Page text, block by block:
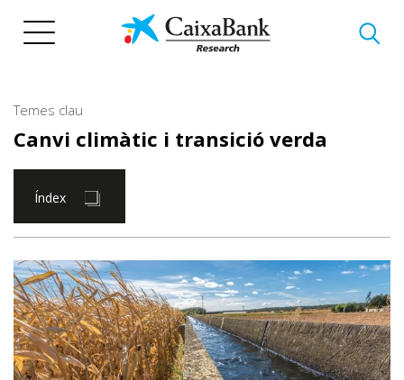
Temes clau
Canvi climàtic i transició verda
Índex